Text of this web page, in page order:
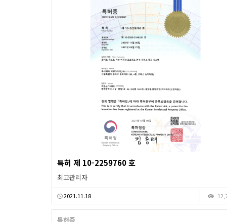
특허 제 10-2259760 호
최고관리자
2021.11.18
특허증